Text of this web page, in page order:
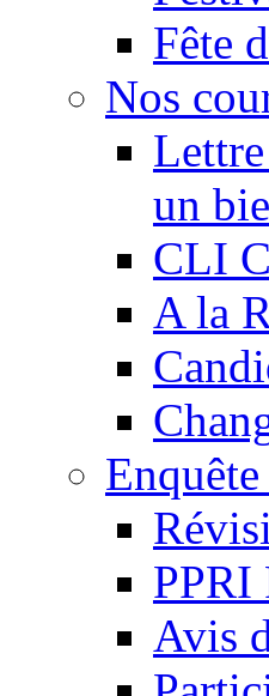
Fête
Nos
un
CLI
A la
PPRI
Avis